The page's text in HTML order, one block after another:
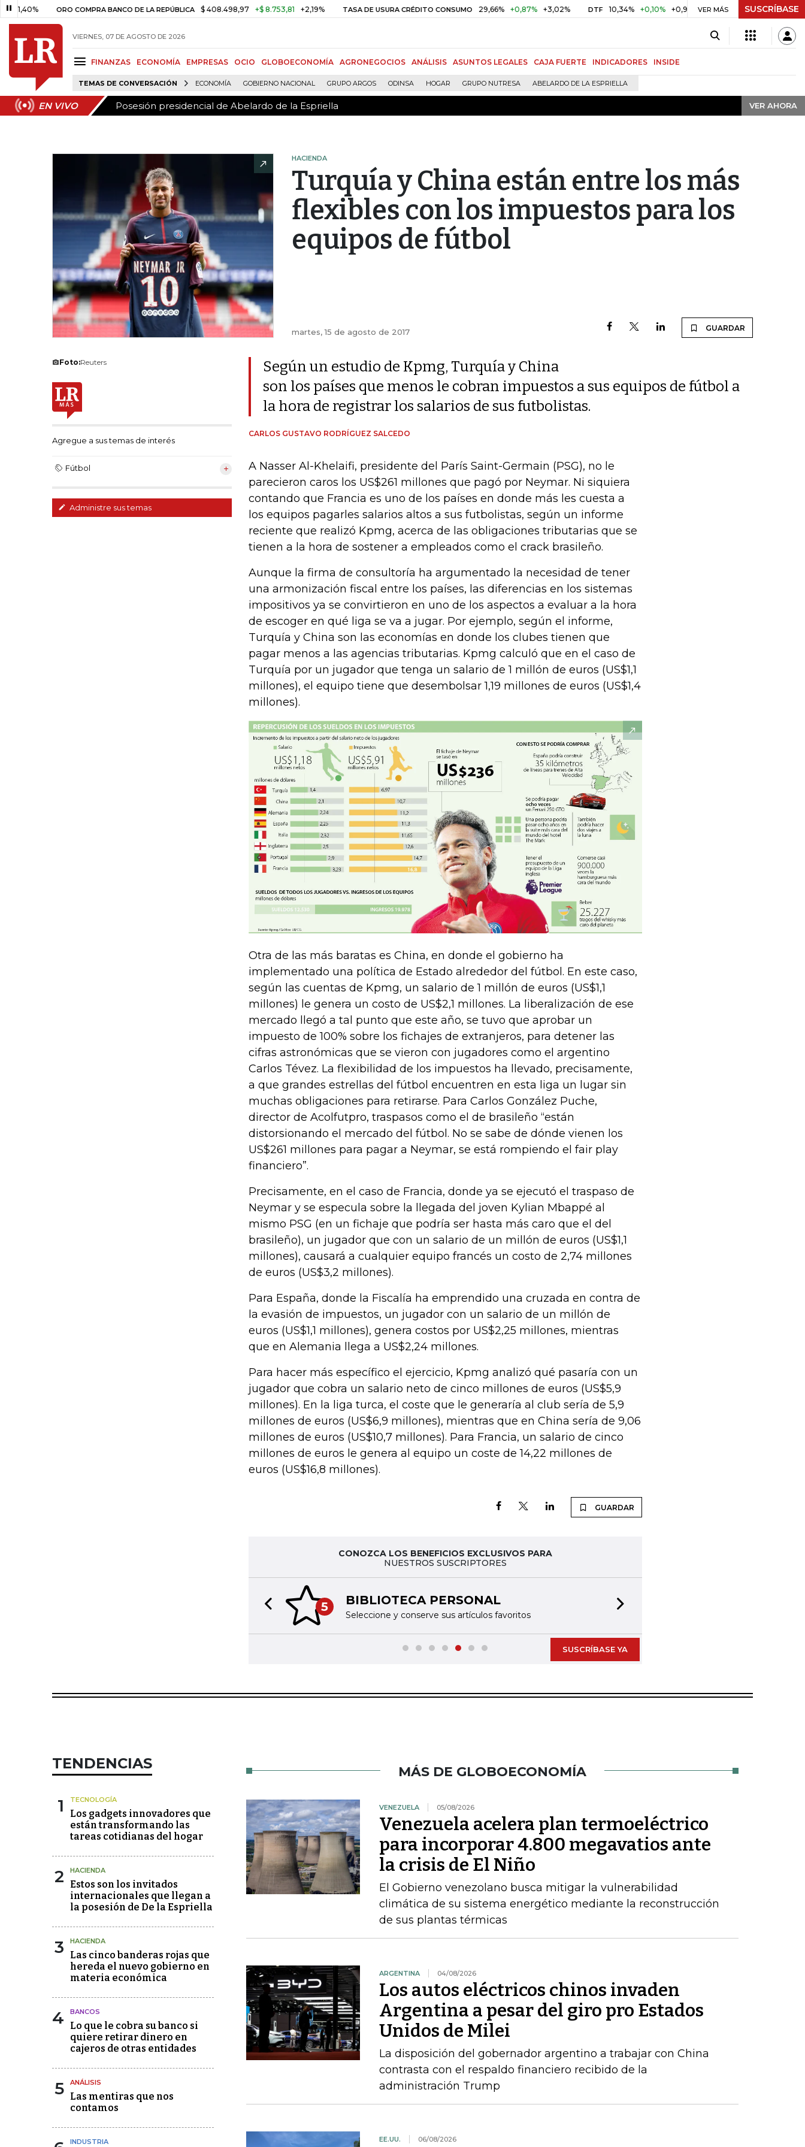
ORO COMPRA BANCO DE LA REPÚBLICA $ 408.498,97 +$ 8.753,81 +2,19% TASA DE USURA CRÉDITO CONSUMO 29,66% +0,87% +3,02% DTF 10,34% +0,10% +0,98% UVR $ 416,91 +$ 0,05 +0,01%
VER MÁS SUSCRÍBASE
VIERNES, 07 DE AGOSTO DE 2026
FINANZAS ECONOMÍA EMPRESAS OCIO GLOBOECONOMÍA AGRONEGOCIOS ANÁLISIS ASUNTOS LEGALES CAJA FUERTE INDICADORES INSIDE
TEMAS DE CONVERSACIÓN ECONOMÍA GOBIERNO NACIONAL GRUPO ARGOS ODINSA HOGAR GRUPO NUTRESA ABELARDO DE LA ESPRIELLA
EN VIVO Posesión presidencial de Abelardo de la Espriella VER AHORA
EN VIVO Posesión presidencial de Abelardo de la Espriella VER AHORA
HACIENDA
Turquía y China están entre los más
flexibles con los impuestos para los
equipos de fútbol
martes, 15 de agosto de 2017 GUARDAR
Foto:Reuters
Agregue a sus temas de interés
Fútbol
Administre sus temas
Según un estudio de Kpmg, Turquía y China
son los países que menos le cobran impuestos a sus equipos de fútbol a
la hora de registrar los salarios de sus futbolistas.
CARLOS GUSTAVO RODRÍGUEZ SALCEDO
A Nasser Al-Khelaifi, presidente del París Saint-Germain (PSG), no le
parecieron caros los US$261 millones que pagó por Neymar. Ni siquiera
contando que Francia es uno de los países en donde más les cuesta a
los equipos pagarles salarios altos a sus futbolistas, según un informe
reciente que realizó Kpmg, acerca de las obligaciones tributarias que se
tienen a la hora de sostener a empleados como el crack brasileño.
Aunque la firma de consultoría ha argumentado la necesidad de tener
una armonización fiscal entre los países, las diferencias en los sistemas
impositivos ya se convirtieron en uno de los aspectos a evaluar a la hora
de escoger en qué liga se va a jugar. Por ejemplo, según el informe,
Turquía y China son las economías en donde los clubes tienen que
pagar menos a las agencias tributarias. Kpmg calculó que en el caso de
Turquía por un jugador que tenga un salario de 1 millón de euros (US$1,1
millones), el equipo tiene que desembolsar 1,19 millones de euros (US$1,4
millones).
Otra de las más baratas es China, en donde el gobierno ha
implementado una política de Estado alrededor del fútbol. En este caso,
según las cuentas de Kpmg, un salario de 1 millón de euros (US$1,1
millones) le genera un costo de US$2,1 millones. La liberalización de ese
mercado llegó a tal punto que este año, se tuvo que aprobar un
impuesto de 100% sobre los fichajes de extranjeros, para detener las
cifras astronómicas que se vieron con jugadores como el argentino
Carlos Tévez. La flexibilidad de los impuestos ha llevado, precisamente,
a que grandes estrellas del fútbol encuentren en esta liga un lugar sin
muchas obligaciones para retirarse. Para Carlos González Puche,
director de Acolfutpro, traspasos como el de brasileño “están
distorsionando el mercado del fútbol. No se sabe de dónde vienen los
US$261 millones para pagar a Neymar, se está rompiendo el fair play
financiero”.
Precisamente, en el caso de Francia, donde ya se ejecutó el traspaso de
Neymar y se especula sobre la llegada del joven Kylian Mbappé al
mismo PSG (en un fichaje que podría ser hasta más caro que el del
brasileño), un jugador que con un salario de un millón de euros (US$1,1
millones), causará a cualquier equipo francés un costo de 2,74 millones
de euros (US$3,2 millones).
Para España, donde la Fiscalía ha emprendido una cruzada en contra de
la evasión de impuestos, un jugador con un salario de un millón de
euros (US$1,1 millones), genera costos por US$2,25 millones, mientras
que en Alemania llega a US$2,24 millones.
Para hacer más específico el ejercicio, Kpmg analizó qué pasaría con un
jugador que cobra un salario neto de cinco millones de euros (US$5,9
millones). En la liga turca, el coste que le generaría al club sería de 5,9
millones de euros (US$6,9 millones), mientras que en China sería de 9,06
millones de euros (US$10,7 millones). Para Francia, un salario de cinco
millones de euros le genera al equipo un coste de 14,22 millones de
euros (US$16,8 millones).
GUARDAR
CONOZCA LOS BENEFICIOS EXCLUSIVOS PARA
NUESTROS SUSCRIPTORES
5 BIBLIOTECA PERSONAL
Seleccione y conserve sus artículos favoritos
Previous slide
SUSCRÍBASE YA
TENDENCIAS
1 TECNOLOGÍA
Los gadgets innovadores que
están transformando las
tareas cotidianas del hogar
2 HACIENDA
Estos son los invitados
internacionales que llegan a
la posesión de De la Espriella
3 HACIENDA
Las cinco banderas rojas que
hereda el nuevo gobierno en
materia económica
4 BANCOS
Lo que le cobra su banco si
quiere retirar dinero en
cajeros de otras entidades
5 ANÁLISIS
Las mentiras que nos
contamos
INDUSTRIA
MÁS DE GLOBOECONOMÍA
VENEZUELA 05/08/2026
Venezuela acelera plan termoeléctrico
para incorporar 4.800 megavatios ante
la crisis de El Niño
El Gobierno venezolano busca mitigar la vulnerabilidad
climática de su sistema energético mediante la reconstrucción
de sus plantas térmicas
ARGENTINA 04/08/2026
Los autos eléctricos chinos invaden
Argentina a pesar del giro pro Estados
Unidos de Milei
La disposición del gobernador argentino a trabajar con China
contrasta con el respaldo financiero recibido de la
administración Trump
EE.UU. 06/08/2026